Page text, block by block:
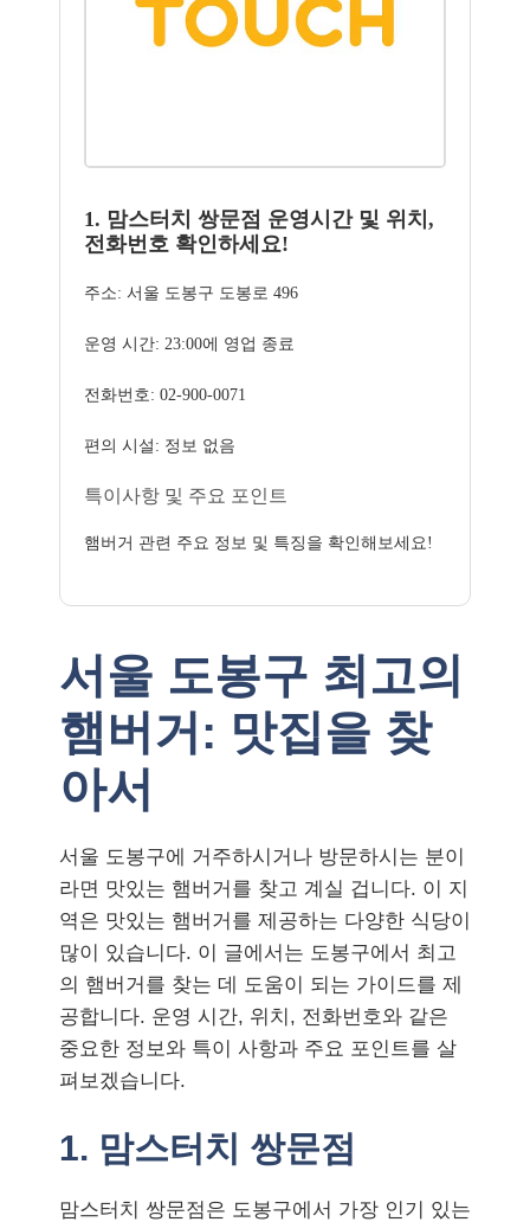
1. 맘스터치 쌍문점 운영시간 및 위치,
전화번호 확인하세요!
주소: 서울 도봉구 도봉로 496
운영 시간: 23:00에 영업 종료
전화번호: 02-900-0071
편의 시설: 정보 없음
특이사항 및 주요 포인트
햄버거 관련 주요 정보 및 특징을 확인해보세요!
서울 도봉구 최고의
햄버거: 맛집을 찾
아서
서울 도봉구에 거주하시거나 방문하시는 분이
라면 맛있는 햄버거를 찾고 계실 겁니다. 이 지
역은 맛있는 햄버거를 제공하는 다양한 식당이
많이 있습니다. 이 글에서는 도봉구에서 최고
의 햄버거를 찾는 데 도움이 되는 가이드를 제
공합니다. 운영 시간, 위치, 전화번호와 같은
중요한 정보와 특이 사항과 주요 포인트를 살
펴보겠습니다.
1. 맘스터치 쌍문점
맘스터치 쌍문점은 도봉구에서 가장 인기 있는